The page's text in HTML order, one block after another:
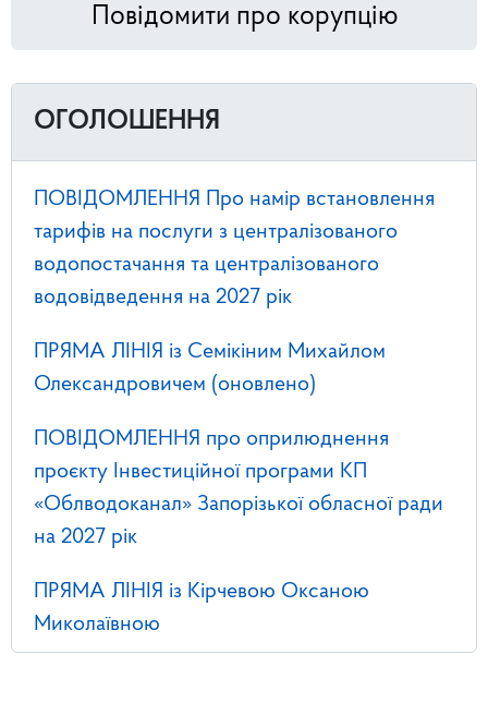
Повідомити про корупцію
ОГОЛОШЕННЯ
ПОВІДОМЛЕННЯ Про намір встановлення
тарифів на послуги з централізованого
водопостачання та централізованого
водовідведення на 2027 рік
ПРЯМА ЛІНІЯ із Семікіним Михайлом
Олександровичем (оновлено)
ПОВІДОМЛЕННЯ про оприлюднення
проєкту Інвестиційної програми КП
«Облводоканал» Запорізької обласної ради
на 2027 рік
ПРЯМА ЛІНІЯ із Кірчевою Оксаною
Миколаївною